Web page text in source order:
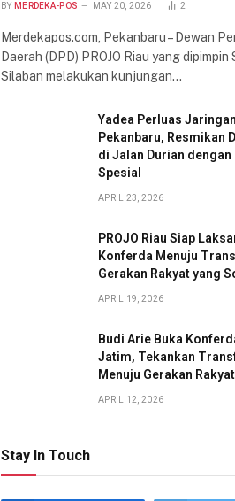
BY MERDEKA-POS MAY 20, 2026 2
Merdekapos.com, Pekanbaru – Dewan
Daerah (DPD) PROJO Riau yang dipimpin
Silaban melakukan kunjungan…
Yadea Perluas
Pekanbaru, Resmikan
di Jalan Durian
Spesial
APRIL 23, 2026
PROJO Riau Siap
Konferda Menuju
Gerakan Rakyat yang
APRIL 19, 2026
Budi Arie Buka
Jatim, Tekankan
Menuju Gerakan Rakyat
APRIL 12, 2026
Stay In Touch